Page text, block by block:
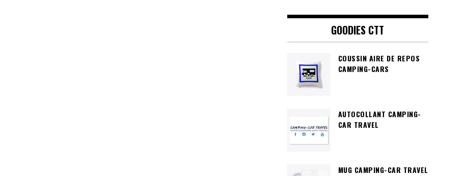
GOODIES CTT
COUSSIN AIRE DE REPOS
CAMPING-CARS
AUTOCOLLANT CAMPING-
CAR TRAVEL
MUG CAMPING-CAR TRAVEL